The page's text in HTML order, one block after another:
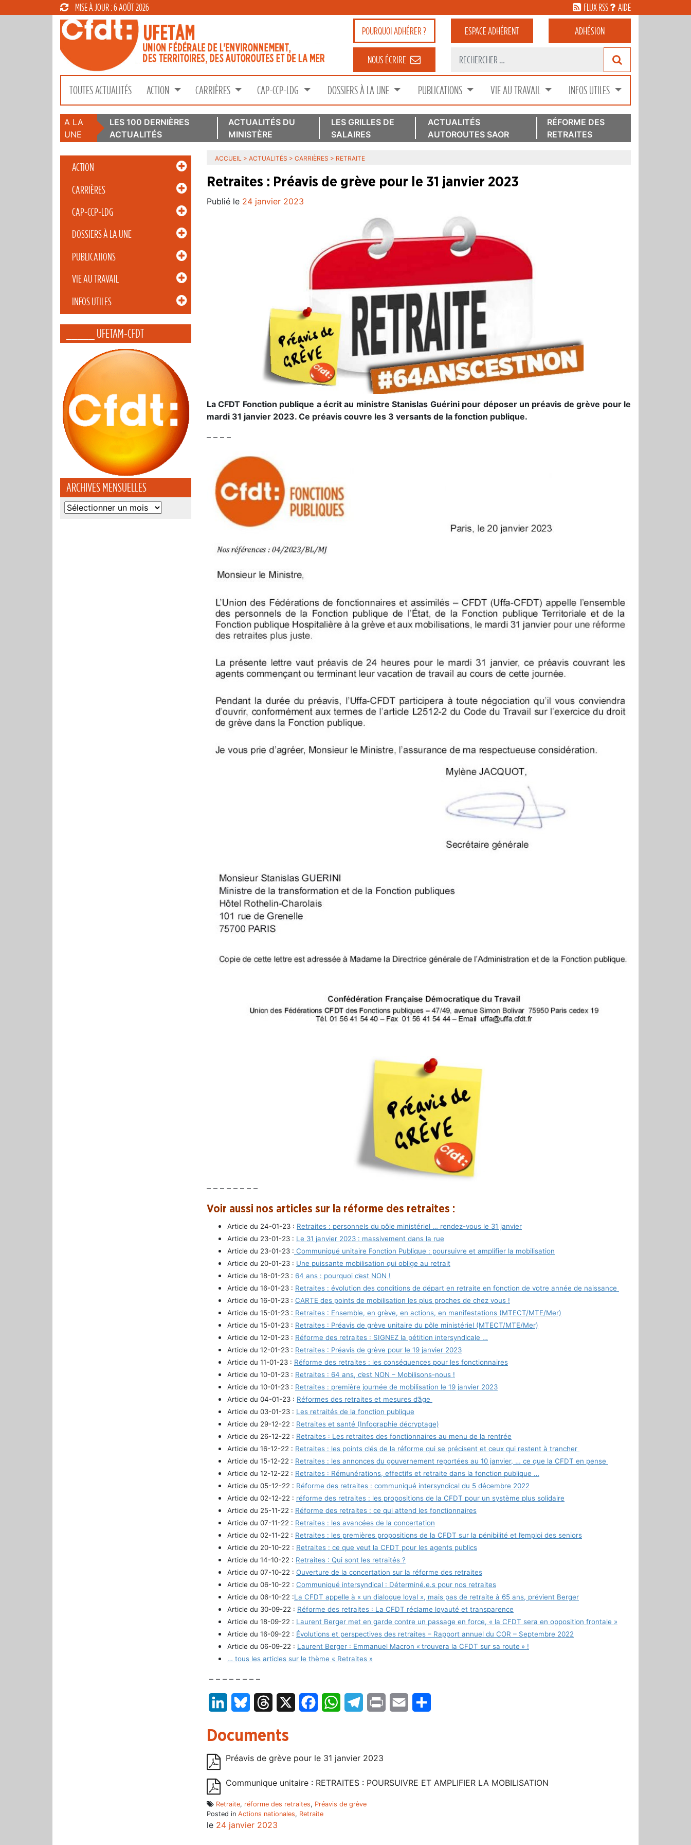
MISE À JOUR : 6 AOÛT 2026 FLUX RSS AIDE
POURQUOIADHÉRER ? ESPACEADHÉRENT ADHÉSION
NOUS ÉCRIRE
TOUTES ACTUALITÉS ACTION CARRIÈRES CAP-CCP-LDG DOSSIERS À LA UNE PUBLICATIONS VIE AU TRAVAIL INFOS UTILES
A LA
UNE
LES 100 DERNIÈRES
ACTUALITÉS
ACTUALITÉS DU
MINISTÈRE
LES GRILLES DE
SALAIRES
ACTUALITÉS
AUTOROUTES SAOR
RÉFORME DES
RETRAITES
ACTION
CARRIÈRES
CAP-CCP-LDG
DOSSIERS À LA UNE
PUBLICATIONS
VIE AU TRAVAIL
INFOS UTILES
_____ UFETAM-CFDT
ARCHIVES MENSUELLES
Archives
ACCUEIL > ACTUALITÉS > CARRIÈRES > RETRAITE
Retraites : Préavis de grève pour le 31 janvier 2023
Publié le 24 janvier 2023
La CFDT Fonction publique a écrit au ministre Stanislas Guérini pour déposer un préavis de grève pour le
mardi 31 janvier 2023. Ce préavis couvre les 3 versants de la fonction publique.
– – – –
– – – – – – – –
Voir aussi nos articles sur la réforme des retraites :
Article du 24-01-23 : Retraites : personnels du pôle ministériel … rendez-vous le 31 janvier
Article du 23-01-23 : Le 31 janvier 2023 : massivement dans la rue
Article du 23-01-23 : Communiqué unitaire Fonction Publique : poursuivre et amplifier la mobilisation
Article du 20-01-23 : Une puissante mobilisation qui oblige au retrait
Article du 18-01-23 : 64 ans : pourquoi c’est NON !
Article du 16-01-23 : Retraites : évolution des conditions de départ en retraite en fonction de votre année de naissance
Article du 16-01-23 : CARTE des points de mobilisation les plus proches de chez vous !
Article du 15-01-23 : Retraites : Ensemble, en grève, en actions, en manifestations (MTECT/MTE/Mer)
Article du 15-01-23 : Retraites : Préavis de grève unitaire du pôle ministériel (MTECT/MTE/Mer)
Article du 12-01-23 : Réforme des retraites : SIGNEZ la pétition intersyndicale …
Article du 12-01-23 : Retraites : Préavis de grève pour le 19 janvier 2023
Article du 11-01-23 : Réforme des retraites : les conséquences pour les fonctionnaires
Article du 10-01-23 : Retraites : 64 ans, c’est NON – Mobilisons-nous !
Article du 10-01-23 : Retraites : première journée de mobilisation le 19 janvier 2023
Article du 04-01-23 : Réformes des retraites et mesures d’âge
Article du 03-01-23 : Les retraités de la fonction publique
Article du 29-12-22 : Retraites et santé (Infographie décryptage)
Article du 26-12-22 : Retraites : Les retraites des fonctionnaires au menu de la rentrée
Article du 16-12-22 : Retraites : les points clés de la réforme qui se précisent et ceux qui restent à trancher
Article du 15-12-22 : Retraites : les annonces du gouvernement reportées au 10 janvier, … ce que la CFDT en pense
Article du 12-12-22 : Retraites : Rémunérations, effectifs et retraite dans la fonction publique …
Article du 05-12-22 : Réforme des retraites : communiqué intersyndical du 5 décembre 2022
Article du 02-12-22 : réforme des retraites : les propositions de la CFDT pour un système plus solidaire
Article du 25-11-22 : Réforme des retraites : ce qui attend les fonctionnaires
Article du 07-11-22 : Retraites : les avancées de la concertation
Article du 02-11-22 : Retraites : les premières propositions de la CFDT sur la pénibilité et l’emploi des seniors
Article du 20-10-22 : Retraites : ce que veut la CFDT pour les agents publics
Article du 14-10-22 : Retraites : Qui sont les retraités ?
Article du 07-10-22 : Ouverture de la concertation sur la réforme des retraites
Article du 06-10-22 : Communiqué intersyndical : Déterminé.e.s pour nos retraites
Article du 06-10-22 :La CFDT appelle à « un dialogue loyal », mais pas de retraite à 65 ans, prévient Berger
Article du 30-09-22 : Réforme des retraites : La CFDT réclame loyauté et transparence
Article du 18-09-22 : Laurent Berger met en garde contre un passage en force, « la CFDT sera en opposition frontale »
Article du 16-09-22 : Évolutions et perspectives des retraites – Rapport annuel du COR – Septembre 2022
Article du 06-09-22 : Laurent Berger : Emmanuel Macron « trouvera la CFDT sur sa route » !
… tous les articles sur le thème « Retraites »
– – – – – – – –
LinkedInBluesky Threads FacebookWhatsAppTelegram
Print Email
Documents
Préavis de grève pour le 31 janvier 2023
Communique unitaire : RETRAITES : POURSUIVRE ET AMPLIFIER LA MOBILISATION
Retraite, réforme des retraites, Préavis de grève
Posted in Actions nationales, Retraite
le 24 janvier 2023